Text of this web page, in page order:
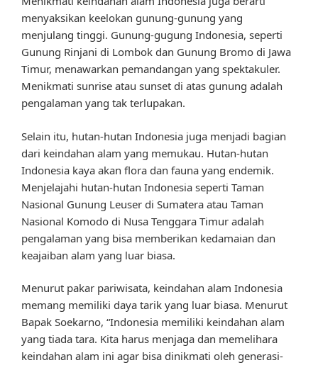
menyaksikan keelokan gunung-gunung yang
menjulang tinggi. Gunung-gugung Indonesia, seperti
Gunung Rinjani di Lombok dan Gunung Bromo di Jawa
Timur, menawarkan pemandangan yang spektakuler.
Menikmati sunrise atau sunset di atas gunung adalah
pengalaman yang tak terlupakan.
Selain itu, hutan-hutan Indonesia juga menjadi bagian
dari keindahan alam yang memukau. Hutan-hutan
Indonesia kaya akan flora dan fauna yang endemik.
Menjelajahi hutan-hutan Indonesia seperti Taman
Nasional Gunung Leuser di Sumatera atau Taman
Nasional Komodo di Nusa Tenggara Timur adalah
pengalaman yang bisa memberikan kedamaian dan
keajaiban alam yang luar biasa.
Menurut pakar pariwisata, keindahan alam Indonesia
memang memiliki daya tarik yang luar biasa. Menurut
Bapak Soekarno, “Indonesia memiliki keindahan alam
yang tiada tara. Kita harus menjaga dan memelihara
keindahan alam ini agar bisa dinikmati oleh generasi-